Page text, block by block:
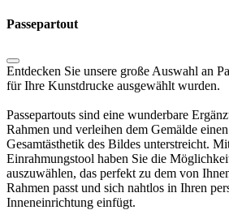
Passepartout
Entdecken Sie unsere große Auswahl an
für Ihre Kunstdrucke ausgewählt wurden.
Passepartouts sind eine wunderbare
Rahmen und verleihen dem Gemälde
Gesamtästhetik des Bildes unterstreicht.
Einrahmungstool haben Sie die
auszuwählen, das perfekt zu dem von
Rahmen passt und sich nahtlos in Ihren
Inneneinrichtung einfügt.